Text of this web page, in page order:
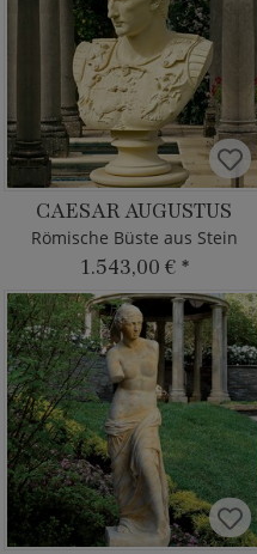
CAESAR AUGUSTUS
Römische Büste aus Stein
1.543,00 € *